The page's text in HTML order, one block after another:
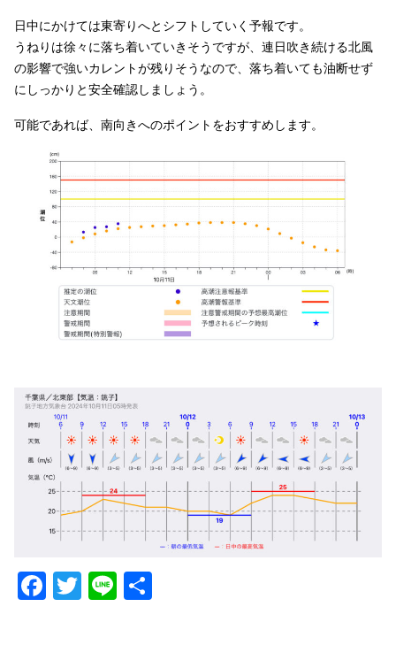
日中にかけては東寄りへとシフトしていく予報です。
うねりは徐々に落ち着いていきそうですが、連日吹き続ける北風
の影響で強いカレントが残りそうなので、落ち着いても油断せず
にしっかりと安全確認しましょう。
可能であれば、南向きへのポイントをおすすめします。
Facebook
Twitter
Line